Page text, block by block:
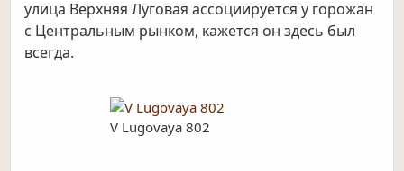
улица Верхняя Луговая ассоциируется у горожан
с Центральным рынком, кажется он здесь был
всегда.
V Lugovaya 802